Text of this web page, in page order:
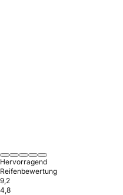
Hervorragend
Reifenbewertung
9,2
4,8